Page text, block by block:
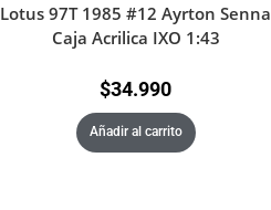
Lotus 97T 1985 #12 Ayrton Senna
Caja Acrilica IXO 1:43
$34.990
Añadir al carrito